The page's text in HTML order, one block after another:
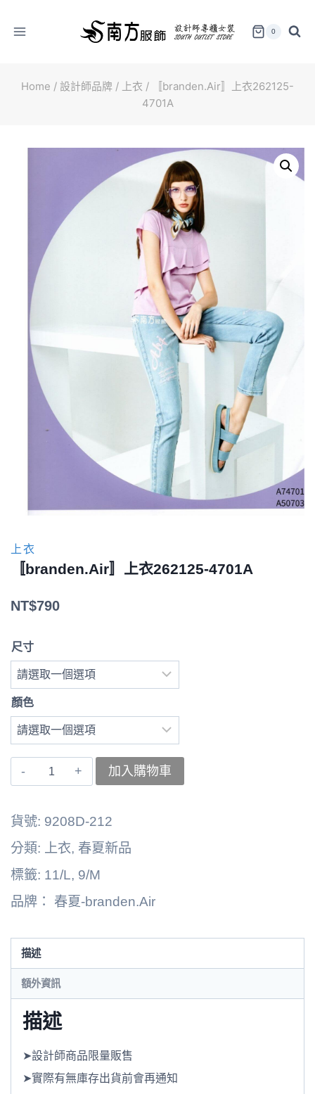
0
Home / 設計師品牌 / 上衣 /
〚branden.Air〛上衣262125-
4701A
上衣
〚branden.Air〛上衣262125-4701A
NT$790
尺寸
顏色
〚branden.Air〛
4701A
數
量
加入購物車
貨號: 9208D-212
分類:
上衣, 春夏新品
標籤: 11/L, 9/M
品牌： 春夏-branden.Air
描述
額外資訊
描述
➤設計師商品限量販售
➤實際有無庫存出貨前會再通知